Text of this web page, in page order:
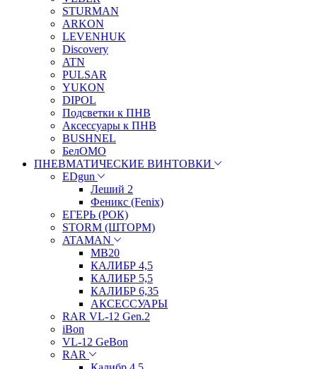
STURMAN
ARKON
LEVENHUK
Discovery
ATN
PULSAR
YUKON
DIPOL
Подсветки к ПНВ
Аксессуары к ПНВ
BUSHNEL
БелОМО
ПНЕВМАТИЧЕСКИЕ ВИНТОВКИ
EDgun
Леший 2
Феникс (Fenix)
ЕГЕРЬ (РОК)
STORM (ШТОРМ)
ATAMAN
МВ20
КАЛИБР 4,5
КАЛИБР 5,5
КАЛИБР 6,35
АКСЕССУАРЫ
RAR VL-12 Gen.2
iBon
VL-12 GeBon
RAR